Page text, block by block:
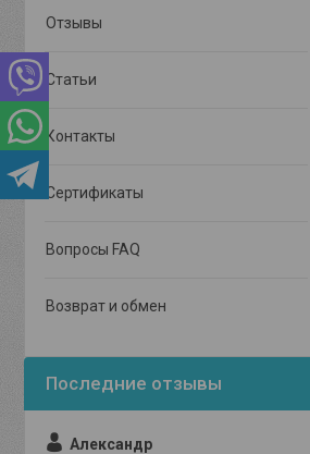
Отзывы
Статьи
Контакты
Сертификаты
Вопросы FAQ
Возврат и обмен
Александр